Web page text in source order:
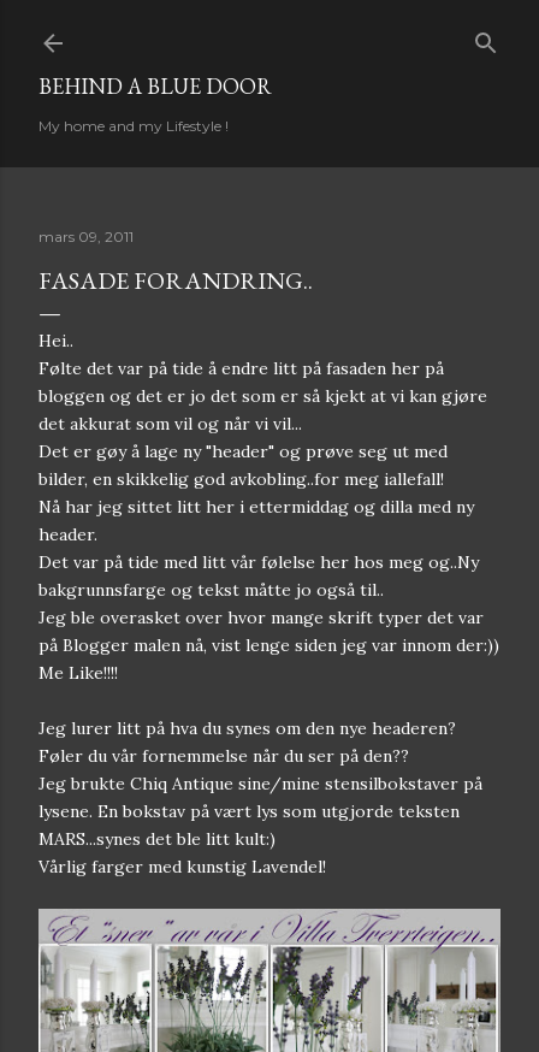
BEHIND A BLUE DOOR
My home and my Lifestyle !
mars 09, 2011
FASADE FORANDRING..
Hei..
Følte det var på tide å endre litt på fasaden her på
bloggen og det er jo det som er så kjekt at vi kan gjøre
det akkurat som vil og når vi vil...
Det er gøy å lage ny "header" og prøve seg ut med
bilder, en skikkelig god avkobling..for meg iallefall!
Nå har jeg sittet litt her i ettermiddag og dilla med ny
header.
Det var på tide med litt vår følelse her hos meg og..Ny
bakgrunnsfarge og tekst måtte jo også til..
Jeg ble overasket over hvor mange skrift typer det var
på Blogger malen nå, vist lenge siden jeg var innom der:))
Me Like!!!!
Jeg lurer litt på hva du synes om den nye headeren?
Føler du vår fornemmelse når du ser på den??
Jeg brukte Chiq Antique sine/mine stensilbokstaver på
lysene. En bokstav på vært lys som utgjorde teksten
MARS...synes det ble litt kult:)
Vårlig farger med kunstig Lavendel!